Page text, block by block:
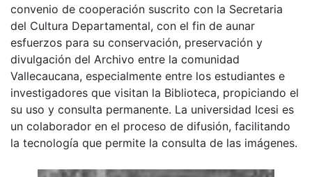
convenio de cooperación suscrito con la Secretaria
del Cultura Departamental, con el fin de aunar
esfuerzos para su conservación, preservación y
divulgación del Archivo entre la comunidad
Vallecaucana, especialmente entre los estudiantes e
investigadores que visitan la Biblioteca, propiciando el
su uso y consulta permanente. La universidad Icesi es
un colaborador en el proceso de difusión, facilitando
la tecnología que permite la consulta de las imágenes.